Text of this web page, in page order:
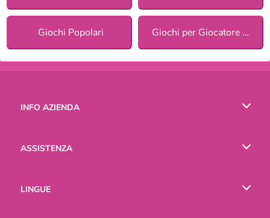
Giochi Popolari Giochi per Giocatore Singolo
INFO AZIENDA
ASSISTENZA
LINGUE